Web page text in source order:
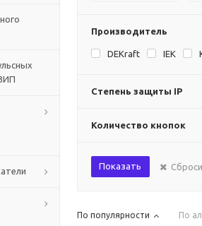
Производитель
DEKraft IEK
Степень защиты IP
Количество кнопок
Показать
По популярности По